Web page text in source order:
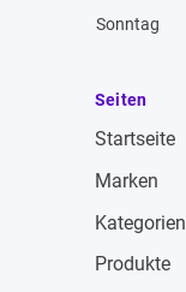
Sonntag
Seiten
Startseite
Marken
Kategorien
Produkte